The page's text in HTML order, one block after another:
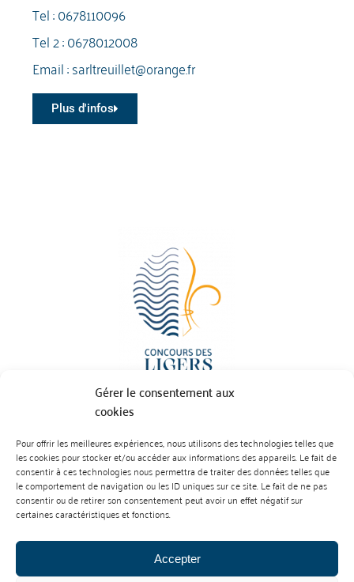
Gérer le consentement aux
cookies
Pour offrir les meilleures expériences, nous utilisons des technologies telles que
les cookies pour stocker et/ou accéder aux informations des appareils. Le fait de
consentir à ces technologies nous permettra de traiter des données telles que
le comportement de navigation ou les ID uniques sur ce site. Le fait de ne pas
consentir ou de retirer son consentement peut avoir un effet négatif sur
certaines caractéristiques et fonctions.
Accepter
Tel :0678110096
Tel 2 :0678012008
Email :sarltreuillet@orange.fr
Plus d'infos
BP 70023 - 49610 JUIGNE SUR LOIRE
Tél :07 88 99 01 07